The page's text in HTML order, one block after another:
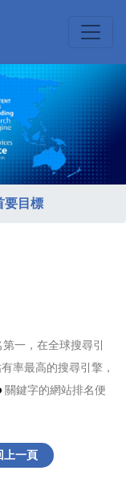
要目標
一，在全球搜尋引
率最高的搜尋引擎，
關鍵字的網站排名便
上一頁